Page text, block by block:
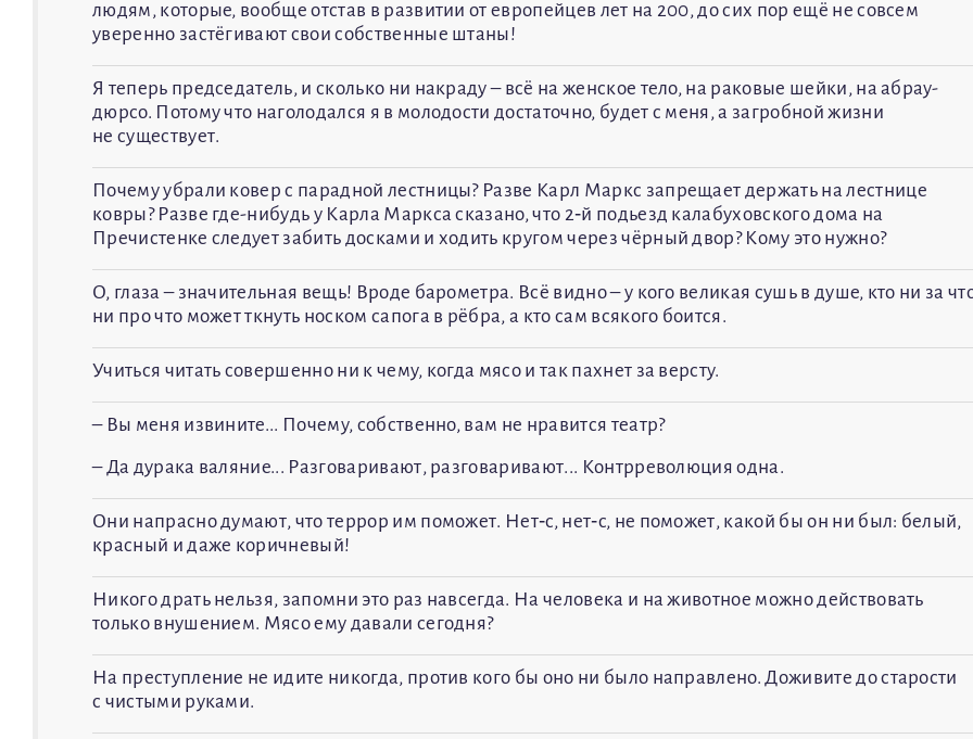
людям, которые, вообще отстав в развитии от европейцев лет на 200, до сих пор ещё не совсем
уверенно застёгивают свои собственные штаны!
Я теперь председатель, и сколько ни накраду – всё на женское тело, на раковые шейки, на абрау-
дюрсо. Потому что наголодался я в молодости достаточно, будет с меня, а загробной жизни
не существует.
Почему убрали ковер с парадной лестницы? Разве Карл Маркс запрещает держать на лестнице
ковры? Разве где-нибудь у Карла Маркса сказано, что 2‑й подьезд калабуховского дома на
Пречистенке следует забить досками и ходить кругом через чёрный двор? Кому это нужно?
О, глаза – значительная вещь! Вроде барометра. Всё видно – у кого великая сушь в душе, кто ни за
ни про что может ткнуть носком сапога в рёбра, а кто сам всякого боится.
Учиться читать совершенно ни к чему, когда мясо и так пахнет за версту.
– Вы меня извините... Почему, собственно, вам не нравится театр?
– Да дурака валяние... Разговаривают, разговаривают... Контрреволюция одна.
Они напрасно думают, что террор им поможет. Нет‑с, нет‑с, не поможет, какой бы он ни был: белый,
красный и даже коричневый!
Никого драть нельзя, запомни это раз навсегда. На человека и на животное можно действовать
только внушением. Мясо ему давали сегодня?
На преступление не идите никогда, против кого бы оно ни было направлено. Доживите до старости
с чистыми руками.